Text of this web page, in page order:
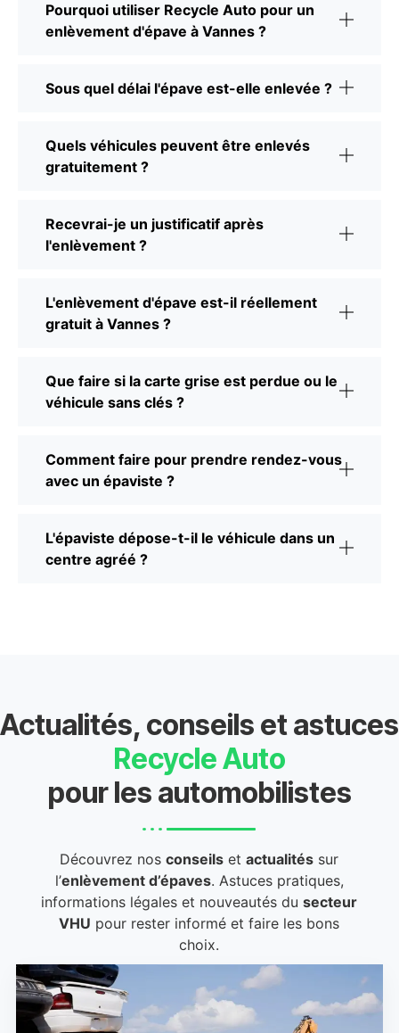
Pourquoi utiliser Recycle Auto pour un
enlèvement d'épave à Vannes ?
Sous quel délai l'épave est-elle enlevée ?
Quels véhicules peuvent être enlevés
gratuitement ?
Recevrai-je un justificatif après
l'enlèvement ?
L'enlèvement d'épave est-il réellement
gratuit à Vannes ?
Que faire si la carte grise est perdue ou le
véhicule sans clés ?
Comment faire pour prendre rendez-vous
avec un épaviste ?
L'épaviste dépose-t-il le véhicule dans un
centre agréé ?
Actualités, conseils et astuces
Recycle Auto
pour les automobilistes
Découvrez nosconseils etactualités sur
l’enlèvement d’épaves. Astuces pratiques,
informations légales et nouveautés dusecteur
VHU pour rester informé et faire les bons
choix.